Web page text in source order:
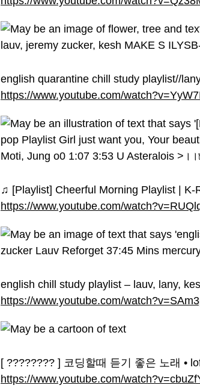
english quarantine chill study playlist//
https://www.youtube.com/
♫︎ [Playlist] Cheerful Morning Playlist | K-
https://www.youtube.com/
english chill study playlist – lauv, lany,
https://www.youtube.com/
[ ???????? ] 코딩할때 듣기 좋은 노래 •
https://www.youtube.com/